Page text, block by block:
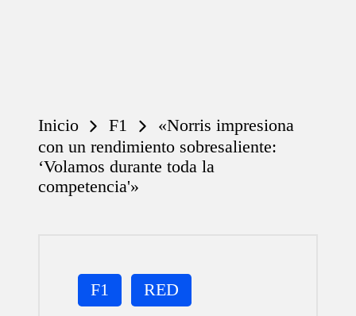
Inicio F1
«Norris impresiona
con un rendimiento sobresaliente:
‘Volamos durante toda la
competencia'»
Publicada
en
F1 RED